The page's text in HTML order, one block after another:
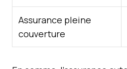
Assurance pleine
couverture